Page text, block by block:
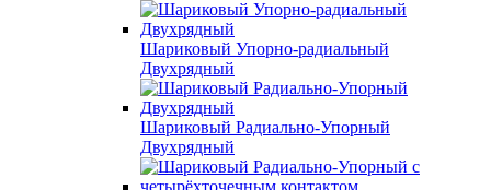
Шариковый Упорно-радиальный
Двухрядный
Шариковый Радиально-Упорный
Двухрядный